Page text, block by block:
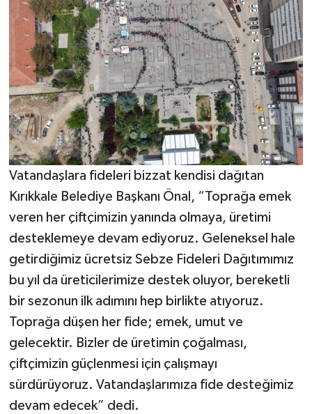
Vatandaşlara fideleri bizzat kendisi dağıtan
Kırıkkale Belediye Başkanı Önal, “Toprağa emek
veren her çiftçimizin yanında olmaya, üretimi
desteklemeye devam ediyoruz. Geleneksel hale
getirdiğimiz ücretsiz Sebze Fideleri Dağıtımımız
bu yıl da üreticilerimize destek oluyor, bereketli
bir sezonun ilk adımını hep birlikte atıyoruz.
Toprağa düşen her fide; emek, umut ve
gelecektir. Bizler de üretimin çoğalması,
çiftçimizin güçlenmesi için çalışmayı
sürdürüyoruz. Vatandaşlarımıza fide desteğimiz
devam edecek” dedi.